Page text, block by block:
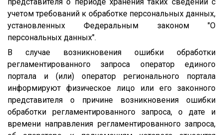
учетом требований к обработке персональных данных,
установленных Федеральным законом "О
персональных данных".
В случае возникновения ошибки обработки
регламентированного запроса оператор единого
портала и (или) оператор регионального портала
информируют физическое лицо или его законного
представителя о причине возникновения ошибки
обработки регламентированного запроса, о дате и
времени направления регламентированного запроса,